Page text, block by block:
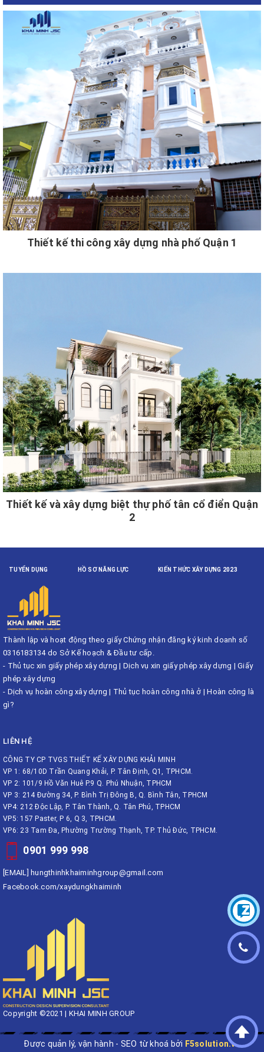
Thiết kế thi công xây dựng nhà phố Quận 1
Thiết kế và xây dựng biệt thự phố tân cổ điển Quận
2
TUYỂN DỤNG HỒ SƠ NĂNG LỰC KIẾN THỨC XÂY DỰNG 2023
Thành lập và hoạt động theo giấy Chứng nhận đăng ký kinh doanh số
0316183134 do Sở Kế hoạch & Đầu tư cấp.
- Thủ tục xin giấy phép xây dựng | Dịch vụ xin giấy phép xây dựng | Giấy
phép xây dựng
- Dịch vụ hoàn công xây dựng | Thủ tục hoàn công nhà ở |Hoàn công là
gì?
LIÊN HỆ
CÔNG TY CP TVGS THIẾT KẾ XÂY DỰNG KHẢI MINH
VP 1: 68/10D Trần Quang Khải, P. Tân Định, Q1, TPHCM.
VP 2: 101/9 Hồ Văn Huê P.9 Q. Phú Nhuận, TPHCM
VP 3: 214 Đường 34, P. Bình Trị Đông B, Q. Bình Tân, TPHCM
VP4: 212 Độc Lập, P. Tân Thành, Q. Tân Phú, TPHCM
VP5: 157 Paster, P 6, Q 3, TPHCM.
VP6: 23 Tam Đa, Phường Trường Thạnh, TP. Thủ Đức, TPHCM.
0901 999 998
[EMAIL] hungthinhkhaiminhgroup@gmail.com
Facebook.com/xaydungkhaiminh
Copyright ©2021 | KHAI MINH GROUP
Được quản lý, vận hành - SEO từ khoá bởi F5solution.vn